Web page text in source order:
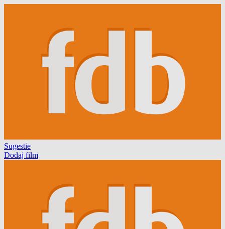
Sugestie
Dodaj film